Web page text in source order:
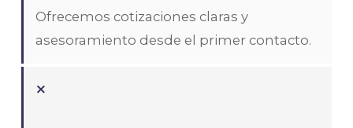
Ofrecemos cotizaciones claras y
asesoramiento desde el primer contacto.